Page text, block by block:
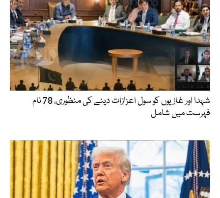
شہدا اور غازیوں کو سول اعزازات دینے کی منظوری، 78 نام
فہرست میں شامل